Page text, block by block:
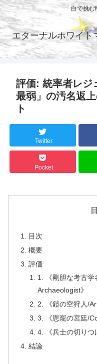
白で挑む
エターナルホワイト
評価: 統率者レジ
最弱」の汚名返
ト
Twitter
Pocket
目次
概要
評価
1. 《剛胆な考古
Archaeologist》
2. 《鎧の空狩人/
3. 《恩寵の宮廷/
4. 《兵士の切りつ
結論